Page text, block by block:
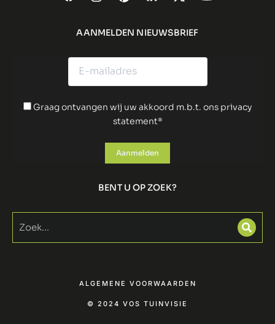
AANMELDEN NIEUWSBRIEF
Graag ontvangen wij uw akkoord m.b.t. ons privacy
statement*
BENT U OP ZOEK?
© 2024 VOS TUINVISIE
ALGEMENE VOORWAARDEN